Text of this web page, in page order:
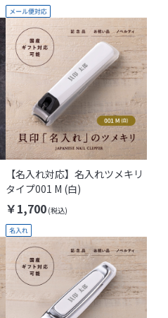
【名入れ対応】名入れツメキリ
タイプ001 M (白)
￥1,700